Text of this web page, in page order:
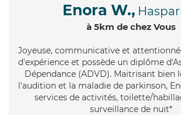
Enora W.,
à 5km de chez Vous
Joyeuse, communicative et
d'expérience et possède un diplôme
Dépendance (ADVD). Maitrisant bien
l'audition et la maladie de parkinson,
services de activités, toilette/
surveillance de nuit*